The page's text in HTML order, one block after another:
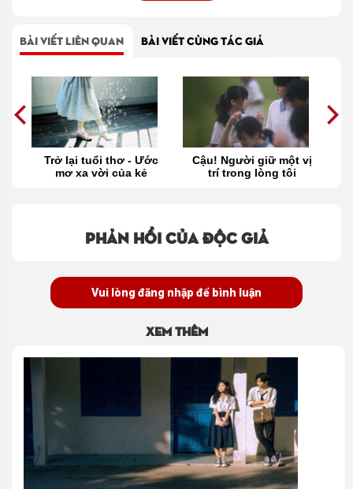
BÀI VIẾT LIÊN QUAN BÀI VIẾT CÙNG TÁC GIẢ
Trở lại tuổi thơ - Ước
mơ xa vời của kẻ
Cậu! Người giữ một vị
trí trong lòng tôi
Phản hồi của độc giả
Vui lòng đăng nhập để bình luận
Xem thêm